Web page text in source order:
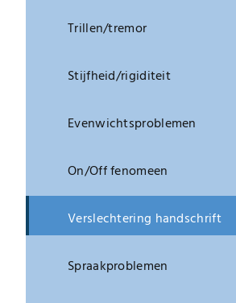
Trillen/tremor
Stijfheid/rigiditeit
Evenwichtsproblemen
On/Off fenomeen
Verslechtering handschrift
Spraakproblemen